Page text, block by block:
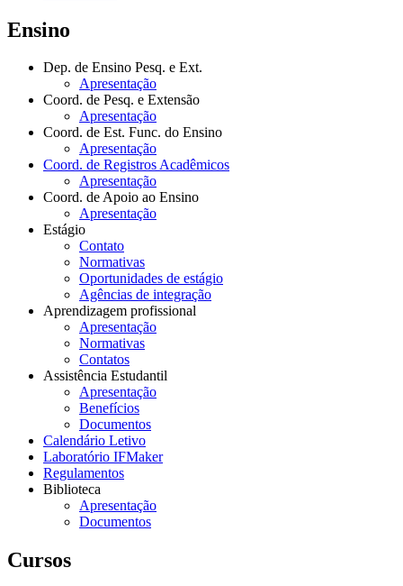
Ensino
Dep. de Ensino Pesq. e Ext.
Apresentação
Coord. de Pesq. e Extensão
Apresentação
Coord. de Est. Func. do Ensino
Apresentação
Coord. de Registros Acadêmicos
Apresentação
Coord. de Apoio ao Ensino
Apresentação
Estágio
Contato
Normativas
Oportunidades de estágio
Agências de integração
Aprendizagem profissional
Apresentação
Normativas
Contatos
Assistência Estudantil
Apresentação
Benefícios
Documentos
Calendário Letivo
Laboratório IFMaker
Regulamentos
Biblioteca
Apresentação
Documentos
Cursos